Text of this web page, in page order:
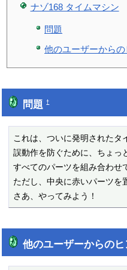
ナゾ168 タイムマシン
問題
他のユーザーからの
問題†
これは、ついに発明されたタ
誤動作を防ぐために、ちょっ
すべてのパーツを組み合わせ
ただし、中央に赤いパーツを
さあ、やってみよう！
他のユーザーからの